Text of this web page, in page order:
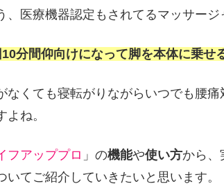
、医療機器認定もされてるマッサージ
分間仰向けになって脚を本体に乗せ
なくても寝転がりながらいつでも腰
ね。
フアッププロ 」の機能や使い方から、
てご紹介していきたいと思います。